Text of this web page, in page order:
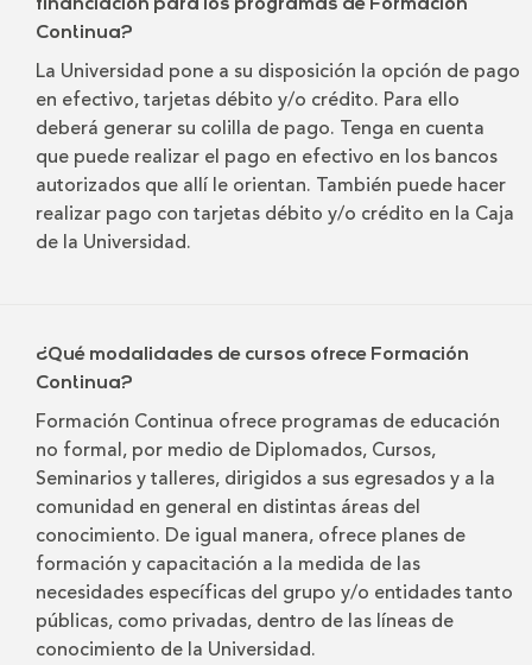
financiación para los programas de Formación
Continua?
La Universidad pone a su disposición la opción de pago
en efectivo, tarjetas débito y/o crédito. Para ello
deberá generar su colilla de pago. Tenga en cuenta
que puede realizar el pago en efectivo en los bancos
autorizados que allí le orientan. También puede hacer
realizar pago con tarjetas débito y/o crédito en la Caja
de la Universidad.
¿Qué modalidades de cursos ofrece Formación
Continua?
Formación Continua ofrece programas de educación
no formal, por medio de Diplomados, Cursos,
Seminarios y talleres, dirigidos a sus egresados y a la
comunidad en general en distintas áreas del
conocimiento. De igual manera, ofrece planes de
formación y capacitación a la medida de las
necesidades específicas del grupo y/o entidades tanto
públicas, como privadas, dentro de las líneas de
conocimiento de la Universidad.